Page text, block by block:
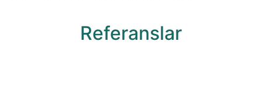
Referanslar